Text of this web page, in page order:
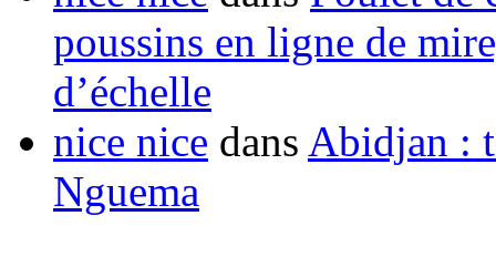
poussins en ligne de
d’échelle
nice nice dans Abidjan :
Nguema